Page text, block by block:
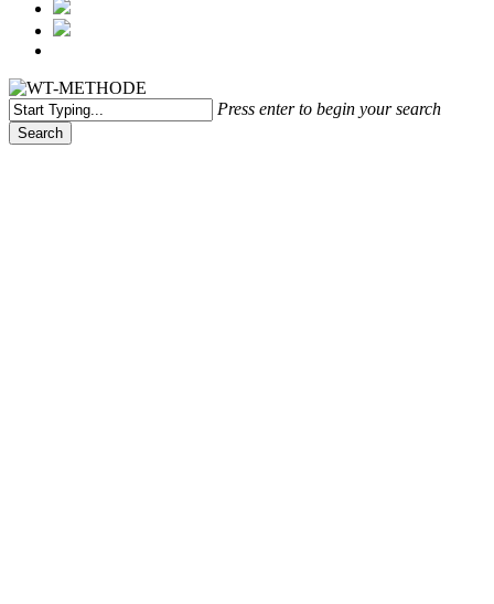
Press enter to begin your search
Search